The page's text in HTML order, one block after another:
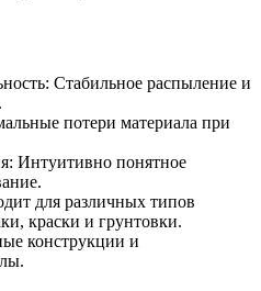
Стабильное распыление и
потери материала при
Интуитивно понятное
для различных типов
краски и грунтовки.
конструкции и